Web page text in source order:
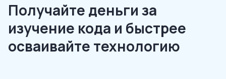
Получайте деньги за
изучение кода и быстрее
осваивайте технологию